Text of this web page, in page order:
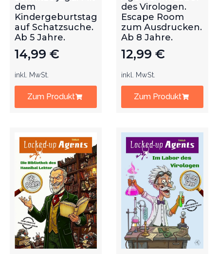
dem
Kindergeburtstag
auf Schatzsuche.
Ab 5 Jahre.
14,99 €
inkl. MwSt.
Zum Produkt
des Virologen.
Escape Room
zum Ausdrucken.
Ab 8 Jahre.
12,99 €
inkl. MwSt.
Zum Produkt